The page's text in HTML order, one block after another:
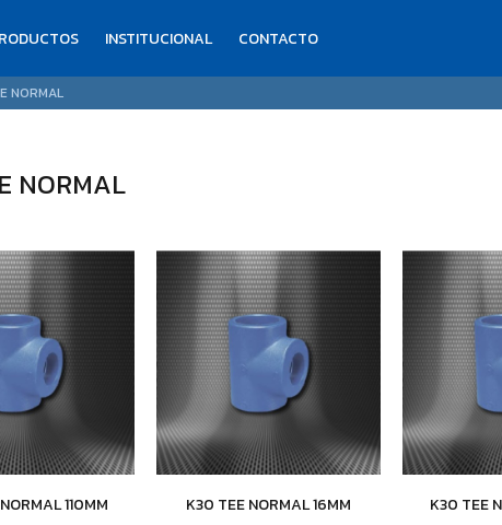
INSTITUCIONAL CONTACTO
NORMAL
NORMAL
110MM K30 TEE NORMAL 16MM K30 TEE
76
64 $12.914